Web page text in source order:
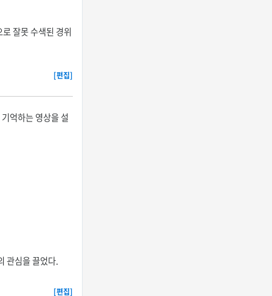
잘못 수색된 경위
[편집]
억하는 영상을 설
관심을 끌었다.
[편집]